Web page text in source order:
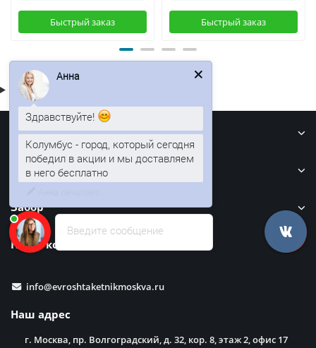
Быстрый заказ Быстрый заказ
Информация
Кровля
Забор
Наши контакты
info@evroshtaketnikmoskva.ru
Наш адрес
г. Москва, пр. Волгоградский, д. 32, кор. 8, этаж 2, офис 17
Введите сообщение
Здравствуйте!
Колумбус - город, который сегодня
победил в акции и мы доставляем
в него бесплатно